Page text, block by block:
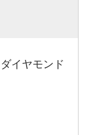
イヤモンド